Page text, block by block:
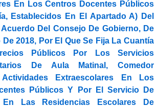
En Los Centros Docentes Públicos
Establecidos En El Apartado A) Del
Del Consejo De Gobierno, De
De 2018, Por El Que Se Fija La Cuantía
Públicos Por Los Servicios
De Aula Matinal, Comedor
Extraescolares En Los
Públicos Y Por El Servicio De
En Las Residencias Escolares De